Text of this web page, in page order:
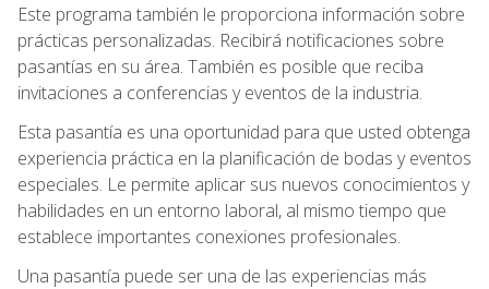
Este programa también le proporciona información sobre
prácticas personalizadas. Recibirá notificaciones sobre
pasantías en su área. También es posible que reciba
invitaciones a conferencias y eventos de la industria.
Esta pasantía es una oportunidad para que usted obtenga
experiencia práctica en la planificación de bodas y eventos
especiales. Le permite aplicar sus nuevos conocimientos y
habilidades en un entorno laboral, al mismo tiempo que
establece importantes conexiones profesionales.
Una pasantía puede ser una de las experiencias más